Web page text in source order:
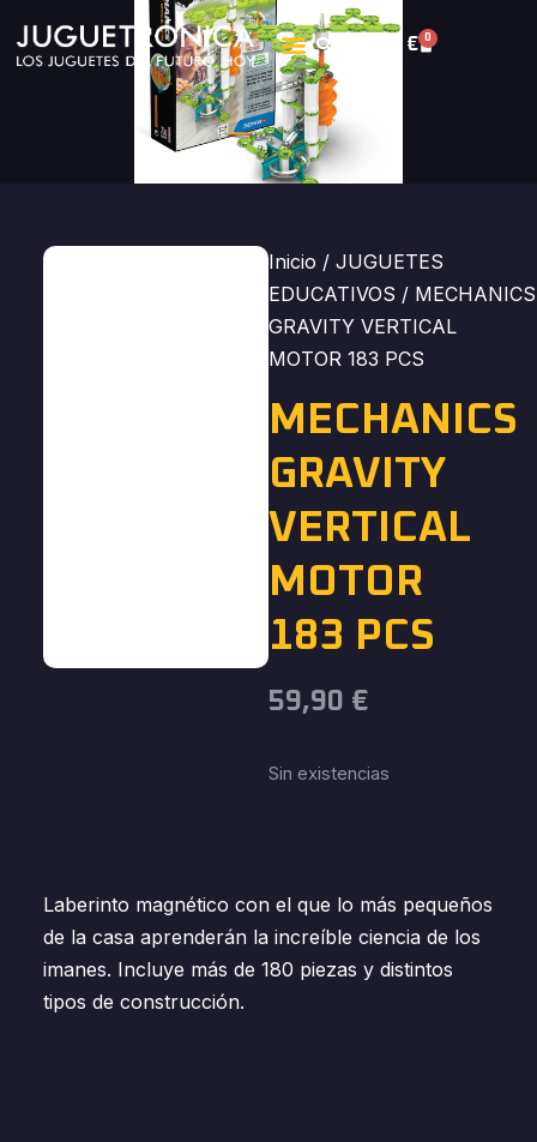
€ 0
Inicio / JUGUETES
EDUCATIVOS / MECHANICS
GRAVITY VERTICAL
MOTOR 183 PCS
MECHANICS
GRAVITY
VERTICAL
MOTOR
183 PCS
59,90 €
Sin existencias
Laberinto magnético con el que lo más pequeños
de la casa aprenderán la increíble ciencia de los
imanes. Incluye más de 180 piezas y distintos
tipos de construcción.